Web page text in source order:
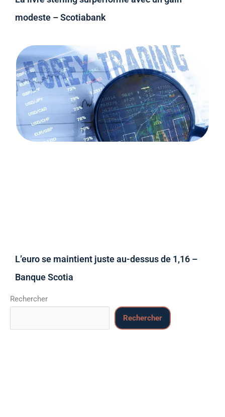
modeste – Scotiabank
L’euro se maintient juste au-dessus de 1,16 –
Banque Scotia
Rechercher
Rechercher